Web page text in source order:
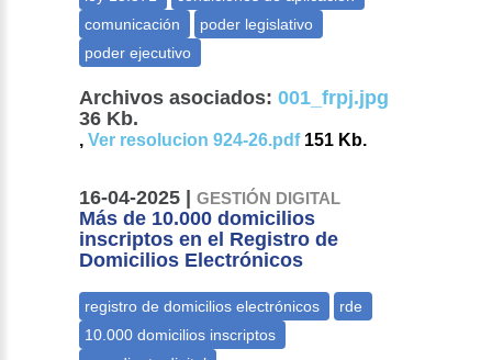
Archivos asociados: 001_frpj.jpg
36 Kb.
,Ver resolucion 924-26.pdf151 Kb.
16-04-2025 |GESTIÓN DIGITAL
Más de 10.000 domicilios
inscriptos en el Registro de
Domicilios Electrónicos